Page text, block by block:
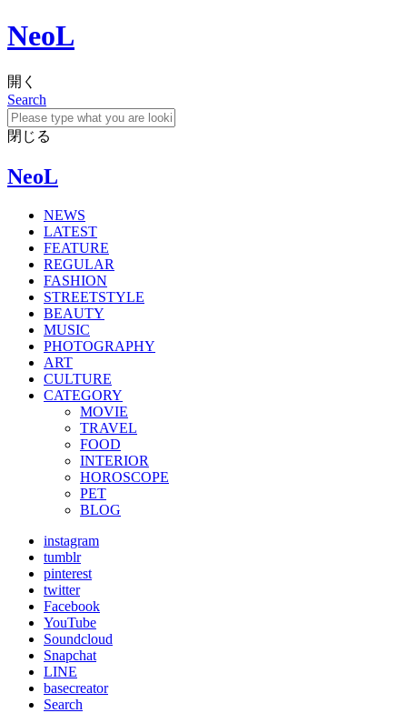
NeoL
開く
Search
閉じる
NeoL
NEWS
LATEST
FEATURE
REGULAR
FASHION
STREETSTYLE
BEAUTY
MUSIC
PHOTOGRAPHY
ART
CULTURE
CATEGORY
MOVIE
TRAVEL
FOOD
INTERIOR
HOROSCOPE
PET
BLOG
instagram
tumblr
pinterest
twitter
Facebook
YouTube
Soundcloud
Snapchat
LINE
basecreator
Search